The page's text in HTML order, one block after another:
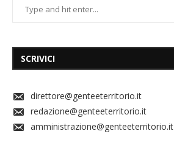
SCRIVICI
direttore@genteeterritorio.it
redazione@genteeterritorio.it
amministrazione@genteeterritorio.it